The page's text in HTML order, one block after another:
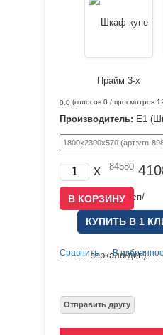
0.0 (голосов 0 / просмотров
Производитель: Е1
x 84580
КУПИТЬ В 1
Сравнить В избранное